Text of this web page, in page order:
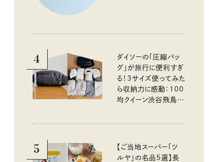
4
ダイソーの「圧縮バッ
グ」が旅行に便利すぎ
る！3サイズ使ってみた
ら収納力に感動：100
均クイーン渋谷飛鳥の
5
【ご当地スーパー「ツ
ルヤ」の名品5選】長